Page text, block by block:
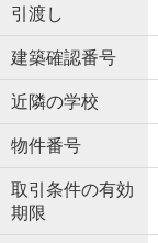
引渡し
建築確認番号
近隣の学校
物件番号
取引条件の有効
期限